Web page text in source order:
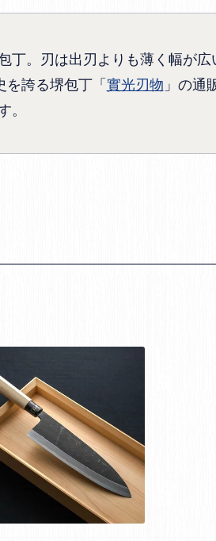
丁。刃は出刃よりも薄く幅が広
を誇る堺包丁「實光刃物 」の通